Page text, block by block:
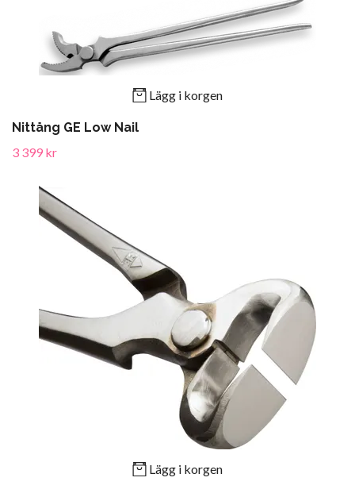
Lägg i korgen
Nittång GE Low Nail
3 399 kr
Lägg i korgen